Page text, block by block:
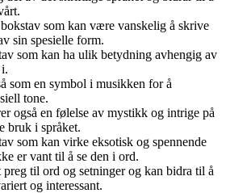
som kan være vanskelig å skrive
sin spesielle form.
som kan ha ulik betydning avhengig av
som en symbol i musikken for å
tone.
også en følelse av mystikk og intrige på
bruk i språket.
som kan virke eksotisk og spennende
er vant til å se den i ord.
til ord og setninger og kan bidra til å
og interessant.